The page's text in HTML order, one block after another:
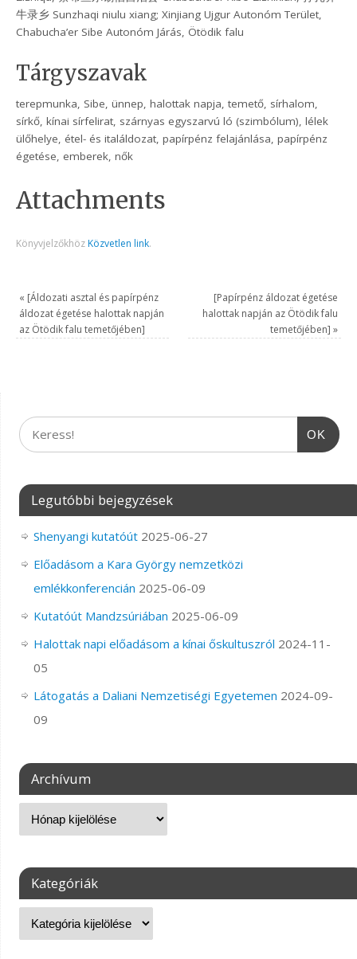
牛录乡 Sunzhaqi niulu xiang; Xinjiang Ujgur Autonóm Terület,
Chabucha’er Sibe Autonóm Járás, Ötödik falu
Tárgyszavak
terepmunka, Sibe, ünnep, halottak napja, temető, sírhalom,
sírkő, kínai sírfelirat, szárnyas egyszarvú ló (szimbólum), lélek
ülőhelye, étel- és italáldozat, papírpénz felajánlása, papírpénz
égetése, emberek, nők
Attachments
Könyvjelzőkhöz Közvetlen link.
« [Áldozati asztal és papírpénz
áldozat égetése halottak napján
az Ötödik falu temetőjében]
[Papírpénz áldozat égetése
halottak napján az Ötödik falu
temetőjében] »
OK
Legutóbbi bejegyzések
Shenyangi kutatóút 2025-06-27
Előadásom a Kara György nemzetközi
emlékkonferencián 2025-06-09
Kutatóút Mandzsúriában 2025-06-09
Halottak napi előadásom a kínai őskultuszról 2024-11-
05
Látogatás a Daliani Nemzetiségi Egyetemen 2024-09-
09
Archívum
Kategóriák